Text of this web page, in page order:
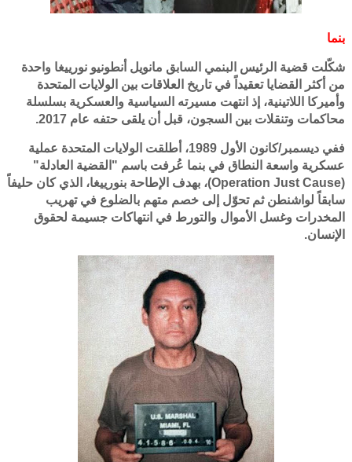
بنما
شكّلت قضية الرئيس البنمي السابق مانويل أنطونيو نورييغا واحدة
من أكثر القضايا تعقيداً في تاريخ العلاقات بين الولايات المتحدة
وأميركا اللاتينية، إذ انتهت مسيرته السياسية والعسكرية بسلسلة
محاكمات وتنقلات بين السجون، قبل أن يلقى حتفه عام 2017.
ففي ديسمبر/كانون الأول 1989، أطلقت الولايات المتحدة عملية
عسكرية واسعة النطاق في بنما عُرفت باسم "القضية العادلة"
(Operation Just Cause)، بهدف الإطاحة بنورييغا، الذي كان حليفاً
سابقاً لواشنطن ثم تحوّل إلى خصم متهم بالضلوع في تهريب
المخدرات وغسل الأموال والتورط في انتهاكات جسيمة لحقوق
الإنسان.